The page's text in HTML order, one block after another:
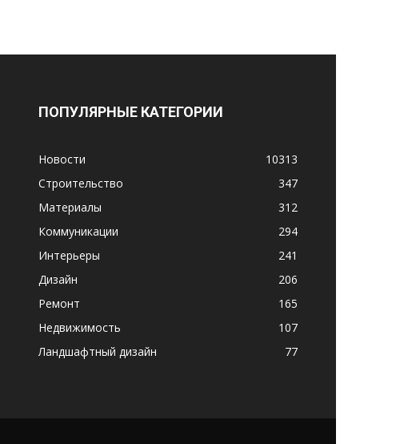
ПОПУЛЯРНЫЕ КАТЕГОРИИ
Новости
10313
Строительство
347
Материалы
312
Коммуникации
294
Интерьеры
241
Дизайн
206
Ремонт
165
Недвижимость
107
Ландшафтный дизайн
77